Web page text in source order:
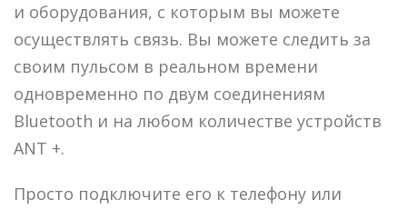
и оборудования, с которым вы можете
осуществлять связь. Вы можете следить за
своим пульсом в реальном времени
одновременно по двум соединениям
Bluetooth и на любом количестве устройств
ANT +.
Просто подключите его к телефону или